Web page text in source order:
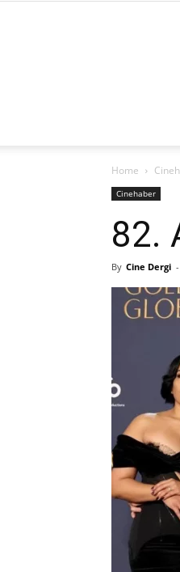
Home
Cinehaber
82.
By Cine Dergi -